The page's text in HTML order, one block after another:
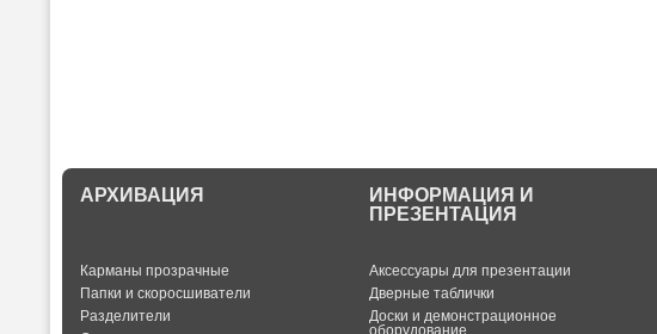
АРХИВАЦИЯ
Карманы прозрачные
Папки и скоросшиватели
Разделители
ИНФОРМАЦИЯ И
ПРЕЗЕНТАЦИЯ
Аксессуары для презентации
Дверные таблички
Доски и демонстрационное
оборудование